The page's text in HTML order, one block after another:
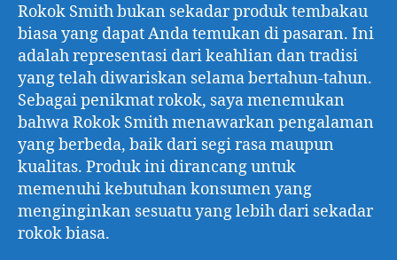
Rokok Smith bukan sekadar produk tembakau
biasa yang dapat Anda temukan di pasaran. Ini
adalah representasi dari keahlian dan tradisi
yang telah diwariskan selama bertahun-tahun.
Sebagai penikmat rokok, saya menemukan
bahwa Rokok Smith menawarkan pengalaman
yang berbeda, baik dari segi rasa maupun
kualitas. Produk ini dirancang untuk
memenuhi kebutuhan konsumen yang
menginginkan sesuatu yang lebih dari sekadar
rokok biasa.